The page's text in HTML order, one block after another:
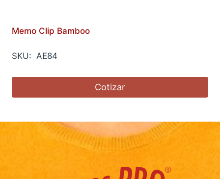
Memo Clip Bamboo
SKU: AE84
Cotizar